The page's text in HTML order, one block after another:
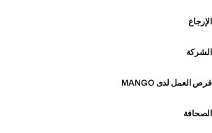
الإرجاع
الشركة
فرص العمل لدى MANGO
الصحافة